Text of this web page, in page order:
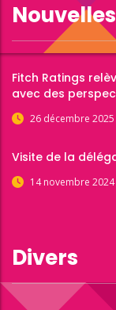
Fitch Ratings
avec des
26 décembre 2025
Visite de la
14 novembre 2024
Divers